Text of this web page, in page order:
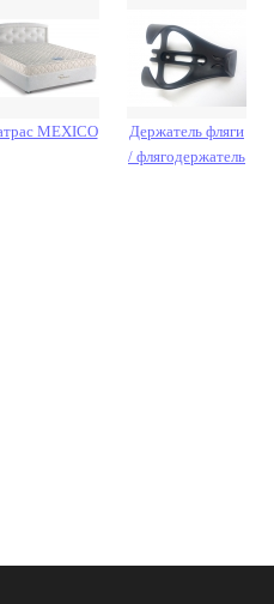
MEXICO
Держатель фляги
/ флягодержатель